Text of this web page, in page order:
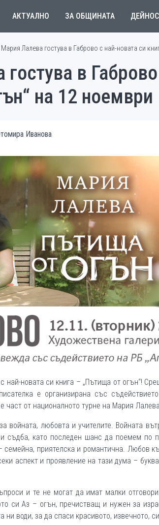
АКТУАЛНО ЗА ОБЩИНАТА
Мария Лалева гостува в Габрово с най-новата си
в
на 12 ноември
Иванова
най-новата си книга – „Пътища от огън“!
е организирана със
част от националното турне на Мария
войната, любовта и учителите. Войната
съдба, като последен шанс да поемем
семейна, приятелска и романтична. Любов
аспект и проявление на тази дума –
и те не могат да имат малки
си Аз – огън, пречистващ и нужен за
ни води, за да спаси красивото, извечното,